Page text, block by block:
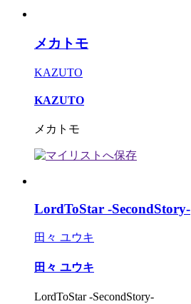
メカトモ
KAZUTO
KAZUTO
メカトモ
LordToStar -SecondStory-
田々 ユウキ
田々 ユウキ
LordToStar -SecondStory-